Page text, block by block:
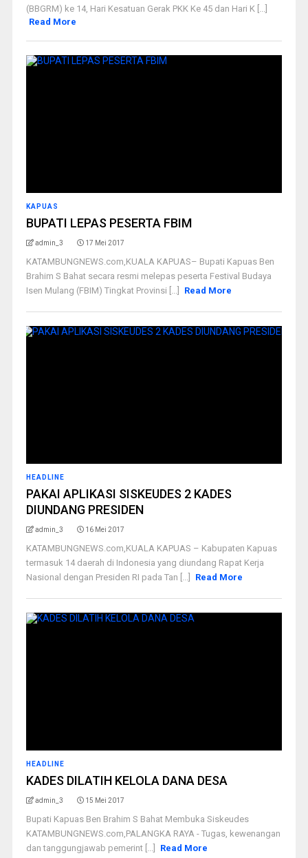
(BBGRM) ke 14, Hari Kesatuan Gerak PKK Ke 45 dan Hari K [...]
Read More
KAPUAS
BUPATI LEPAS PESERTA FBIM
admin_3 17 Mei 2017
KATAMBUNGNEWS.com,KUALA KAPUAS– Bupati Kapuas Ben
Brahim S Bahat secara resmi melepas peserta Festival Budaya
Isen Mulang (FBIM) Tingkat Provinsi [...]
Read More
HEADLINE
PAKAI APLIKASI SISKEUDES 2 KADES
DIUNDANG PRESIDEN
admin_3 16 Mei 2017
KATAMBUNGNEWS.com,KUALA KAPUAS – Kabupaten Kapuas
termasuk 14 daerah di Indonesia yang diundang Rapat Kerja
Nasional dengan Presiden RI pada Tan [...]
Read More
HEADLINE
KADES DILATIH KELOLA DANA DESA
admin_3 15 Mei 2017
Bupati Kapuas Ben Brahim S Bahat Membuka Siskeudes
KATAMBUNGNEWS.com,PALANGKA RAYA - Tugas, kewenangan
dan tanggungjawab pemerint [...]
Read More